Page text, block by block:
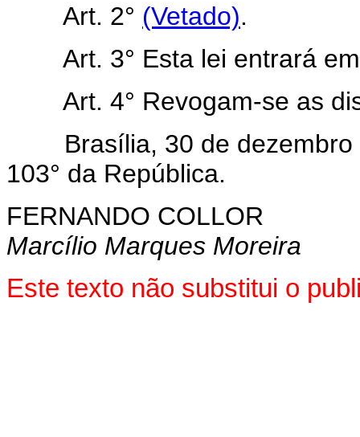
Art. 2° (Vetado).
Art. 3° Esta lei entrará
Art. 4° Revogam-se as
Brasília, 30 de dezembro
103° da República.
FERNANDO COLLOR
Marcílio Marques Moreira
Este texto não substitui o